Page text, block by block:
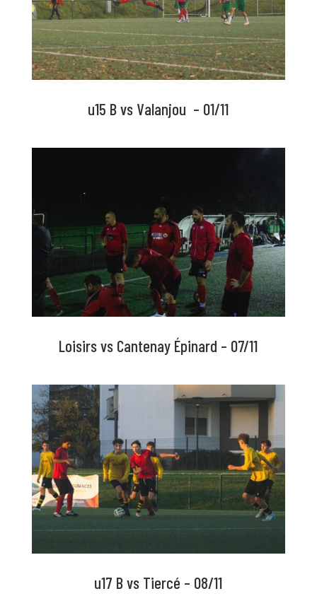
u15 B vs Valanjou – 01/11
Loisirs vs Cantenay Épinard – 07/11
u17 B vs Tiercé – 08/11